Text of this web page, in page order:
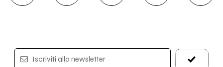
Iscriviti alla newsletter